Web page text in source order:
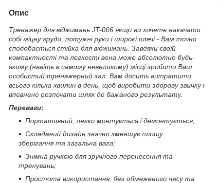
Опис
Тренажер для віджимань JT-006 якщо ви хочете накачати
собі міцну груди, потужні руки і широкі плечі - Вам точно
сподобається стійка для віджимань. Завдяки своїй
компактності та легкості вона може абсолютно будь-
якому (навіть в самому невеликому) місці зробити Ваш
особистий тренажерний зал. Вам досить витратити
всього кілька хвилин в день, щоб виробити здорову звичку і
впевнено розпочати шлях до бажаного результату.
Переваги:
Портативний, легко монтується і демонтується;
Складаний дизайн значно зменшує площу
зберігання та загальна вага;
Знімна ручкою для зручного перенесення та
тренувань;
Простота використання, без обмеженого часу та